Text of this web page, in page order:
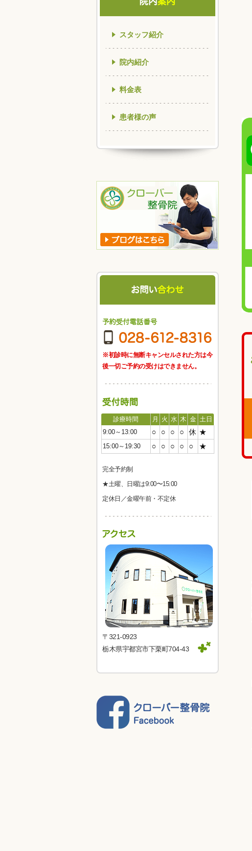
スタッフ紹介
院内紹介
料金表
患者様の声
※初診時に無断キャンセルされた方は今
後一切ご予約の受けはできません。
診療時間 月 火 水 木 金 土日
9:00～13:00
○ ○ ○ ○ 休 ★
15:00～19:30 ○ ○ ○ ○ ○ ★
完全予約制
★土曜、日曜は9:00〜15:00
定休日／金曜午前・不定休
〒321-0923
栃木県宇都宮市下栗町704-43